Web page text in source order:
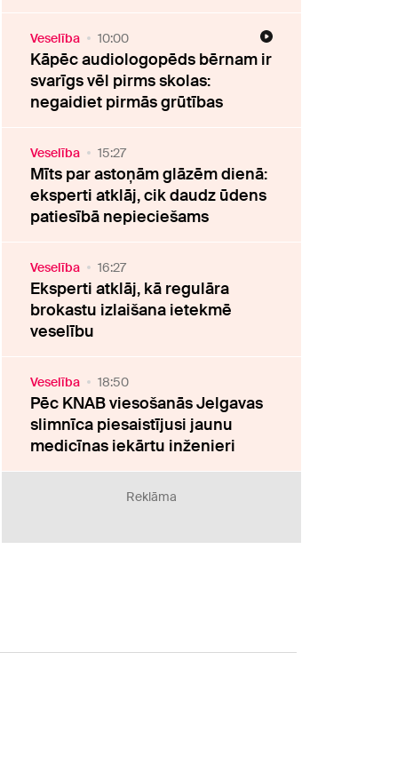
Veselība 10:00
Kāpēc audiologopēds bērnam ir
svarīgs vēl pirms skolas:
negaidiet pirmās grūtības
Veselība 15:27
Mīts par astoņām glāzēm dienā:
eksperti atklāj, cik daudz ūdens
patiesībā nepieciešams
Veselība 16:27
Eksperti atklāj, kā regulāra
brokastu izlaišana ietekmē
veselību
Veselība 18:50
Pēc KNAB viesošanās Jelgavas
slimnīca piesaistījusi jaunu
medicīnas iekārtu inženieri
Reklāma